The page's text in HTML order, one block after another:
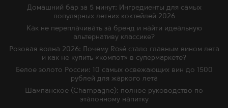
Домашний бар за 5 минут: Ингредиенты для самых
популярных летних коктейлей 2026
Как не переплачивать за бренд и найти идеальную
альтернативу классике?
Розовая волна 2026: Почему Rosé стало главным вином лета
и как не купить «компот» в супермаркете?
Белое золото России: 10 самых освежающих вин до 1500
рублей для жаркого лета
Шампанское (Champagne): полное руководство по
эталонному напитку